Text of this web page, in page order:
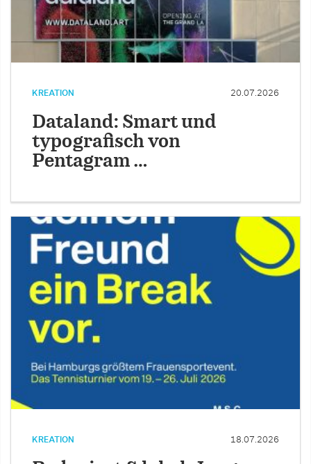
KREATION 20.07.2026
Dataland: Smart und
typografisch von
Pentagram …
KREATION 18.07.2026